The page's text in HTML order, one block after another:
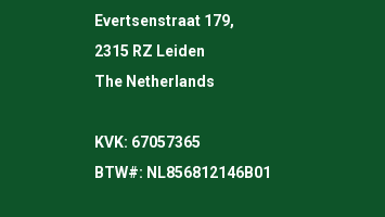
Evertsenstraat 179,
2315 RZ Leiden
The Netherlands
KVK: 67057365
BTW#: NL856812146B01